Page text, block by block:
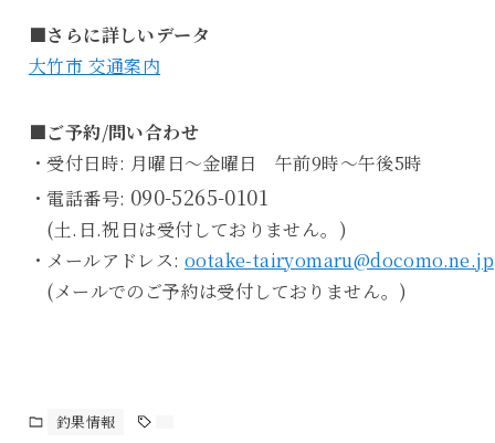
■さらに詳しいデータ
大竹市 交通案内
■ご予約/問い合わせ
・受付日時: 月曜日～金曜日 午前9時～午後5時
・電話番号: 090-5265-0101
(土.日.祝日は受付しておりません。)
・メールアドレス: ootake-tairyomaru@docomo.ne.jp
(メールでのご予約は受付しておりません。)
釣果情報